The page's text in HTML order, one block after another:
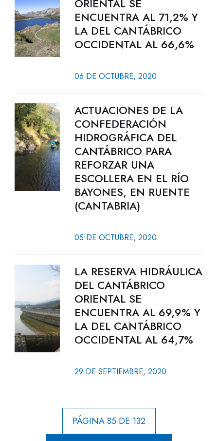
ORIENTAL SE
ENCUENTRA AL 71,2% Y
LA DEL CANTÁBRICO
OCCIDENTAL AL 66,6%
06 DE OCTUBRE, 2020
ACTUACIONES DE LA
CONFEDERACIÓN
HIDROGRÁFICA DEL
CANTÁBRICO PARA
REFORZAR UNA
ESCOLLERA EN EL RÍO
BAYONES, EN RUENTE
(CANTABRIA)
05 DE OCTUBRE, 2020
LA RESERVA HIDRÁULICA
DEL CANTÁBRICO
ORIENTAL SE
ENCUENTRA AL 69,9% Y
LA DEL CANTÁBRICO
OCCIDENTAL AL 64,7%
29 DE SEPTIEMBRE, 2020
PÁGINA 85 DE 132